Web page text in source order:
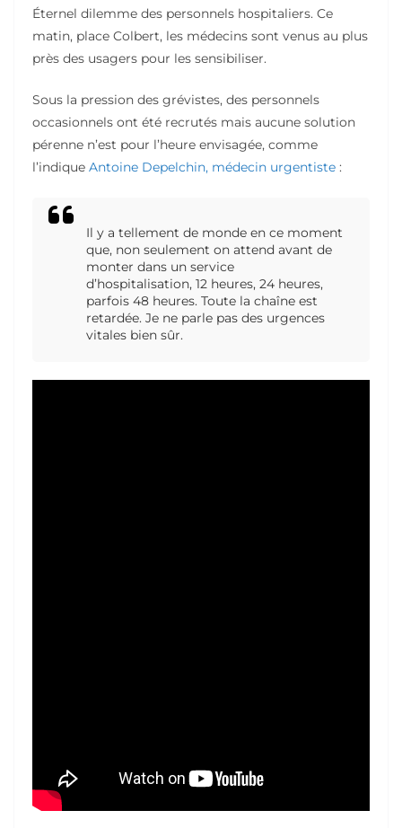
Éternel dilemme des personnels hospitaliers. Ce
matin, place Colbert, les médecins sont venus au plus
près des usagers pour les sensibiliser.
Sous la pression des grévistes, des personnels
occasionnels ont été recrutés mais aucune solution
pérenne n’est pour l’heure envisagée, comme
l’indique Antoine Depelchin, médecin urgentiste :
Il y a tellement de monde en ce moment
que, non seulement on attend avant de
monter dans un service
d’hospitalisation, 12 heures, 24 heures,
parfois 48 heures. Toute la chaîne est
retardée. Je ne parle pas des urgences
vitales bien sûr.